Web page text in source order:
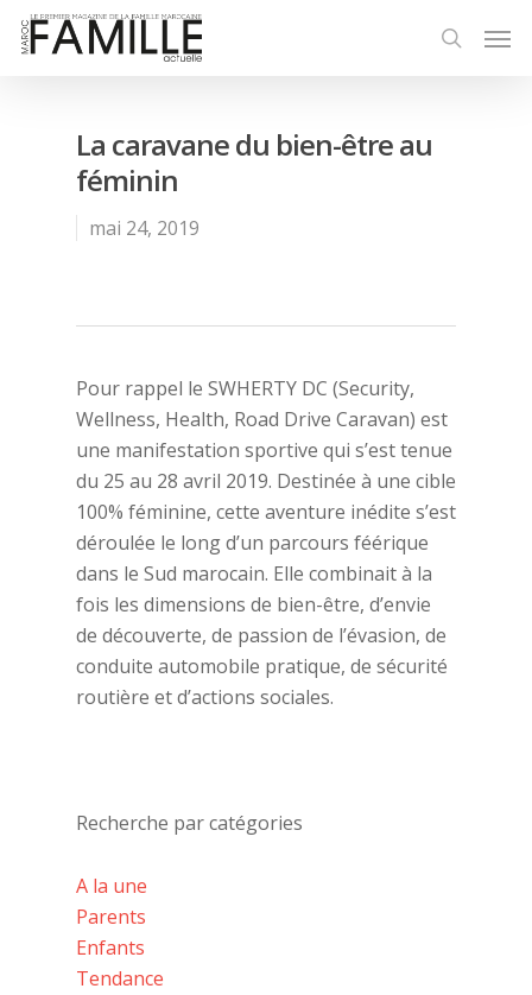
La caravane du bien-être au
féminin
mai 24, 2019
Pour rappel le SWHERTY DC (Security,
Wellness, Health, Road Drive Caravan) est
une manifestation sportive qui s’est tenue
du 25 au 28 avril 2019. Destinée à une cible
100% féminine, cette aventure inédite s’est
déroulée le long d’un parcours féérique
dans le Sud marocain. Elle combinait à la
fois les dimensions de bien-être, d’envie
de découverte, de passion de l’évasion, de
conduite automobile pratique, de sécurité
routière et d’actions sociales.
Recherche par catégories
A la une
Parents
Enfants
Tendance